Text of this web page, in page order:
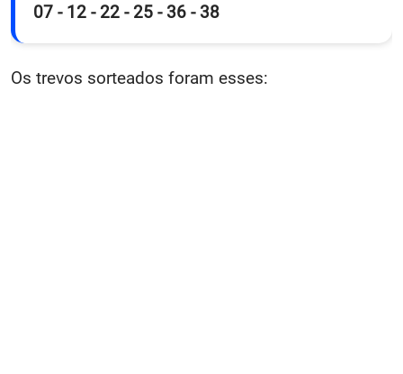
07 - 12 - 22 - 25 - 36 - 38
Os trevos sorteados foram esses: